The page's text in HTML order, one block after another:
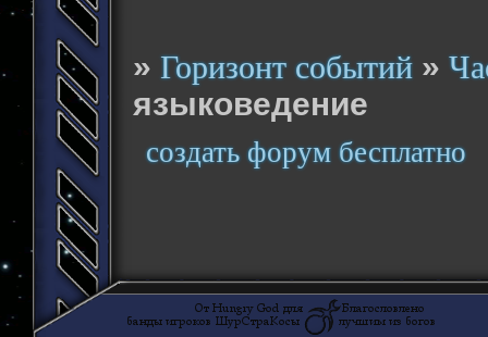
»Горизонт событий »
языковедение
создать форум бесплатно